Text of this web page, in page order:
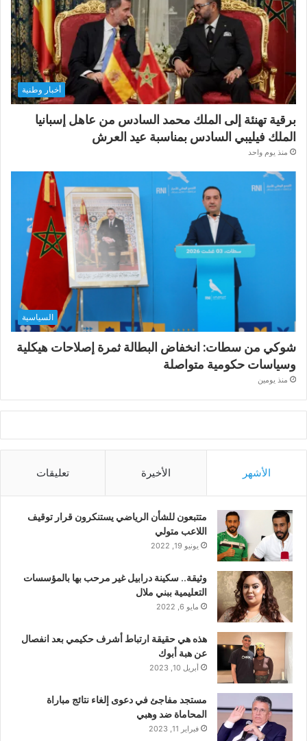
أخبار وطنية
برقية تهنئة إلى الملك محمد السادس من عاهل إسبانيا
الملك فيليبي السادس بمناسبة عيد العرش
منذ يوم واحد
السياسية
شوكي من سطات: انخفاض البطالة ثمرة إصلاحات هيكلية
وسياسات حكومية متواصلة
منذ يومين
الأشهر الأخيرة تعليقات
متتبعون للشأن الرياضي يستنكرون قرار توقيف
اللاعب متولي
يونيو 19, 2022
وثيقة.. سكينة درابيل غير مرحب بها بالمؤسسات
التعليمية ببني ملال
مايو 6, 2022
هذه هي حقيقة ارتباط أشرف حكيمي بعد انفصال
عن هبة أبوك
أبريل 10, 2023
مستجد مفاجئ في دعوى إلغاء نتائج مباراة
المحاماة ضد وهبي
فبراير 11, 2023